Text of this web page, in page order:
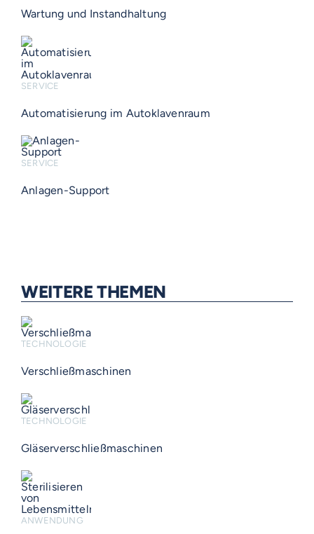
Wartung und Instandhaltung
SERVICE
Automatisierung im Autoklavenraum
SERVICE
Anlagen-Support
WEITERE THEMEN
TECHNOLOGIE
Verschließmaschinen
TECHNOLOGIE
Gläserverschließmaschinen
ANWENDUNG